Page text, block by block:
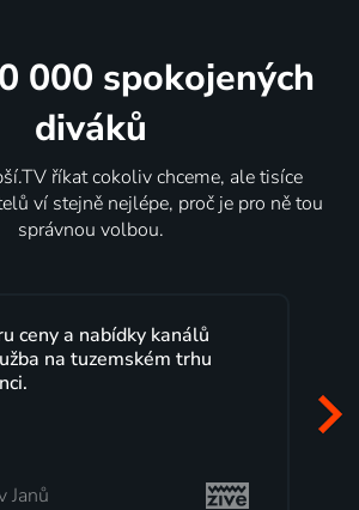
000 spokojených
diváků
říkat cokoliv chceme, ale tisíce
ví stejně nejlépe, proč je pro ně tou
správnou volbou.
ceny a nabídky kanálů
na tuzemském trhu
Janů